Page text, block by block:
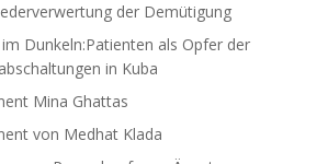
der Demütigung
Dunkeln:Patienten als Opfer der
in Kuba
Mina Ghattas
von Medhat Klada